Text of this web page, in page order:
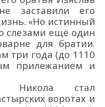
заставили его
. «Но истинный
слезами ещё один
для братии.
три года (до 1110
прилежанием и
Никола стал
воротах и